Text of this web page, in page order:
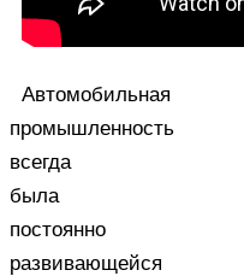
Автомобильная
промышленность
всегда
была
постоянно
развивающейся